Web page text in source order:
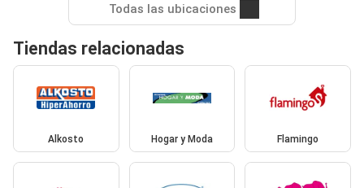
Todas las ubicaciones
Tiendas relacionadas
Alkosto Hogar y Moda Flamingo